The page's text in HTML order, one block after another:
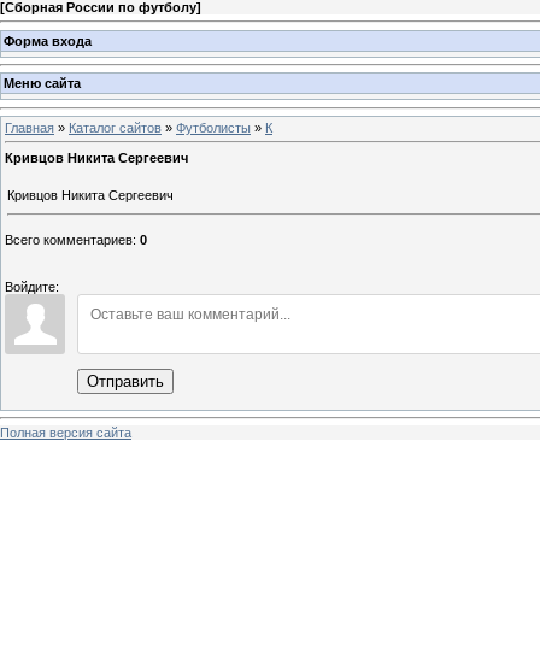
[Сборная России по футболу]
Форма входа
Меню сайта
Главная » Каталог сайтов » Футболисты » К
Кривцов Никита Сергеевич
Кривцов Никита Сергеевич
Всего комментариев: 0
Войдите:
Отправить
Полная версия сайта